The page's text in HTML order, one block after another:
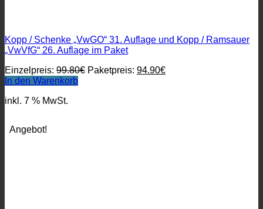
Kopp / Schenke „VwGO“ 31. Auflage und Kopp / Ramsauer
„VwVfG“ 26. Auflage im Paket
Einzelpreis: 99.80€ Ursprünglicher
Paketpreis: 94.90€Aktueller
In den Warenkorb
inkl. 7 % MwSt.
Angebot!